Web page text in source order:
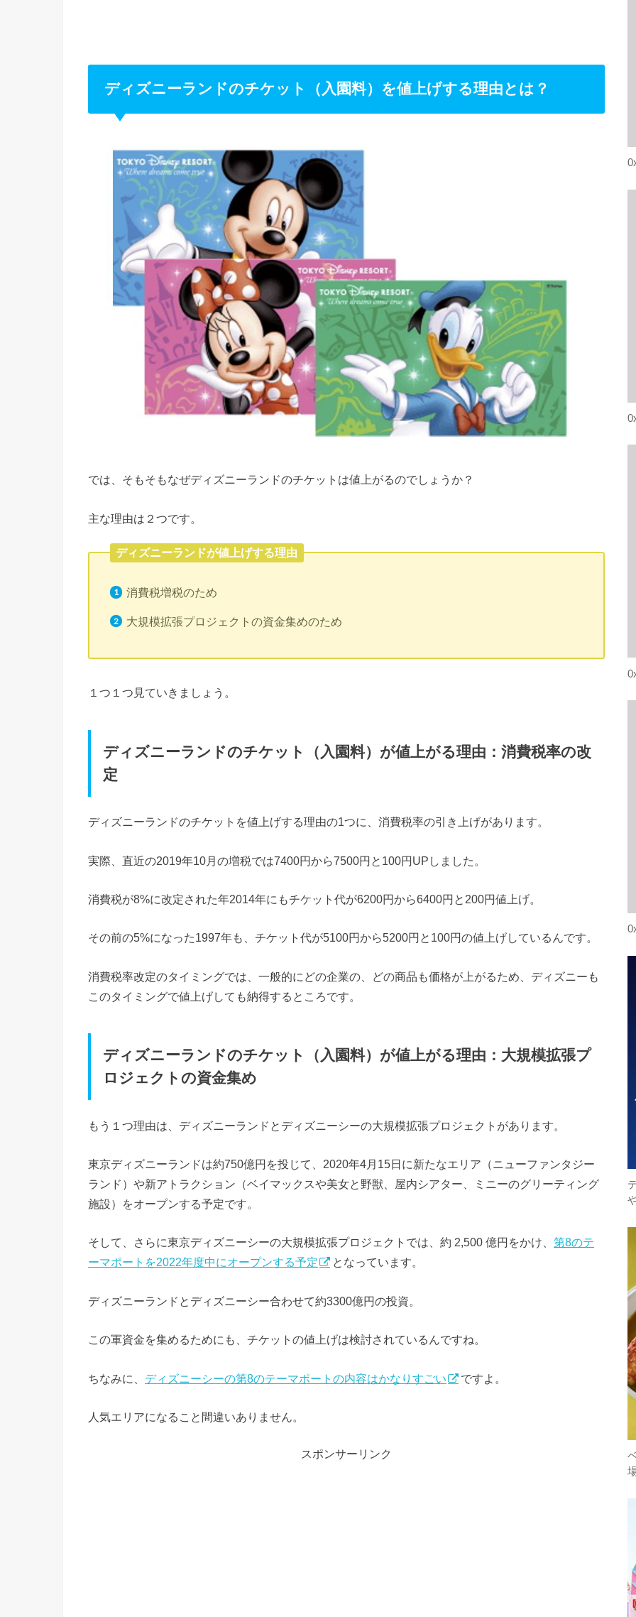
ディズニーランドのチケット（入園料）を値上げする理由とは？
では、そもそもなぜディズニーランドのチケットは値上がるのでしょうか？
主な理由は２つです。
ディズニーランドが値上げする理由
消費税増税のため
大規模拡張プロジェクトの資金集めのため
１つ１つ見ていきましょう。
ディズニーランドのチケット（入園料）が値上がる理由：消費税率の改
定
ディズニーランドのチケットを値上げする理由の1つに、消費税率の引き上げがあります。
実際、直近の2019年10月の増税では7400円から7500円と100円UPしました。
消費税が8%に改定された年2014年にもチケット代が6200円から6400円と200円値上げ。
その前の5%になった1997年も、チケット代が5100円から5200円と100円の値上げしているんです。
消費税率改定のタイミングでは、一般的にどの企業の、どの商品も価格が上がるため、ディズニーも
このタイミングで値上げしても納得するところです。
ディズニーランドのチケット（入園料）が値上がる理由：大規模拡張プ
ロジェクトの資金集め
もう１つ理由は、ディズニーランドとディズニーシーの大規模拡張プロジェクトがあります。
東京ディズニーランドは約750億円を投じて、2020年4月15日に新たなエリア（ニューファンタジー
ランド）や新アトラクション（ベイマックスや美女と野獣、屋内シアター、ミニーのグリーティング
施設）をオープンする予定です。
そして、さらに東京ディズニーシーの大規模拡張プロジェクトでは、約 2,500 億円をかけ、 第8のテ
ーマポートを2022年度中にオープンする予定
となっています。
ディズニーランドとディズニーシー合わせて約3300億円の投資。
この軍資金を集めるためにも、チケットの値上げは検討されているんですね。
ちなみに、 ディズニーシーの第8のテーマポートの内容はかなりすごい ですよ。
人気エリアになること間違いありません。
スポンサーリンク